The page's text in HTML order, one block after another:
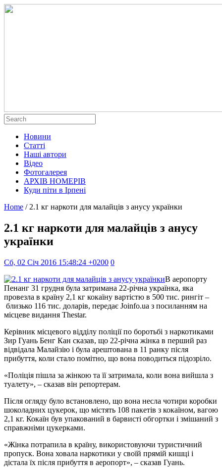
Новини
Статті
Наші автори
Відео
Фотогалерея
АРХІВ НОМЕРІВ
Куди піти в Ірпені
Home / 2.1 кг наркоти для малайців з анусу українки
2.1 кг наркоти для малайців з анусу
українки
Сб, 02 Січ 2016 15:48:24 +0200 0
В аеропорту
Пенанг 31 грудня була затримана 22-річна українка, яка
провезла в країну 2,1 кг кокаїну вартістю в 500 тис. рингіт –
близько 116 тис. доларів, передає Joinfo.ua з посиланням на
місцеве видання Тhestar.
Керівник місцевого відділу поліції по боротьбі з наркотиками
Зир Гуань Бенг Кан сказав, що 22-річна жінка в перший раз
відвідала Малайзію і була арештована в 11 ранку після
прибуття, коли стало помітно, що вона поводиться підозріло.
«Поліція пішла за жінкою та її затримала, коли вона вийшла з
туалету», – сказав він репортерам.
Після огляду було встановлено, що вона несла чотири коробки
шоколадних цукерок, що містять 108 пакетів з кокаїном, вагою
2,1 кг. Кокаїн був упакований в барвисті обгортки і змішаний з
справжніми цукерками.
«Жінка потрапила в країну, використовуючи туристичний
пропуск. Вона ховала наркотики у своїй прямій кишці і
дістала їх після прибуття в аеропорт», – сказав Гуань.